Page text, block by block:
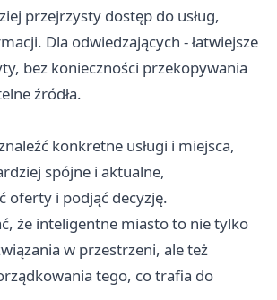
przejrzysty dostęp do usług,
Dla odwiedzających - łatwiejsze
bez konieczności przekopywania
źródła.
konkretne usługi i miejsca,
spójne i aktualne,
oferty i podjąć decyzję.
że inteligentne miasto to nie tylko
w przestrzeni, ale też
tego, co trafia do